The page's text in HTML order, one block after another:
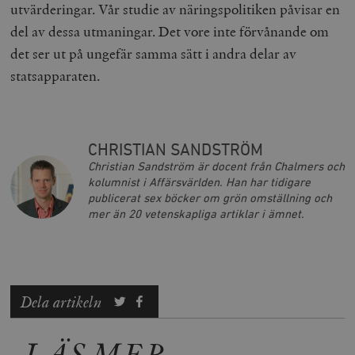
utvärderingar. Vår studie av näringspolitiken påvisar en
del av dessa utmaningar. Det vore inte förvånande om
det ser ut på ungefär samma sätt i andra delar av
statsapparaten.
CHRISTIAN SANDSTRÖM
Christian Sandström är docent från Chalmers och
kolumnist i Affärsvärlden. Han har tidigare
publicerat sex böcker om grön omställning och
mer än 20 vetenskapliga artiklar i ämnet.
Dela artikeln
Funktioner
Strikt nödvändiga kakor tillåter
kärnwebbplatsfunktioner som användarinloggning
och kontohantering. Webbplatsen kan inte användas
woocommerce_cart_hash
timbro.se